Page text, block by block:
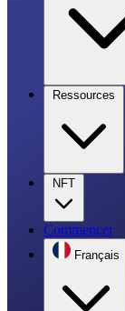
Ressources
NFT
Commencer
Français